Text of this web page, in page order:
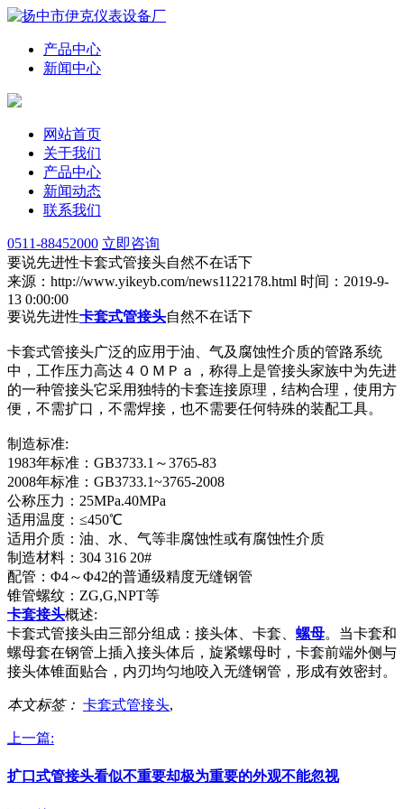
产品中心
新闻中心
网站首页
关于我们
产品中心
新闻动态
联系我们
0511-88452000 立即咨询
要说先进性卡套式管接头自然不在话下
来源：http://www.yikeyb.com/news1122178.html 时间：2019-9-
13 0:00:00
要说先进性卡套式管接头自然不在话下
卡套式管接头广泛的应用于油、气及腐蚀性介质的管路系统
中，工作压力高达４０ＭＰａ，称得上是管接头家族中为先进
的一种管接头它采用独特的卡套连接原理，结构合理，使用方
便，不需扩口，不需焊接，也不需要任何特殊的装配工具。
制造标准:
1983年标准：GB3733.1～3765-83
2008年标准：GB3733.1~3765-2008
公称压力：25MPa.40MPa
适用温度：≤450℃
适用介质：油、水、气等非腐蚀性或有腐蚀性介质
制造材料：304 316 20#
配管：Φ4～Φ42的普通级精度无缝钢管
锥管螺纹：ZG,G,NPT等
卡套接头概述:
卡套式管接头由三部分组成：接头体、卡套、 螺母。当卡套和
螺母套在钢管上插入接头体后，旋紧螺母时，卡套前端外侧与
接头体锥面贴合，内刃均匀地咬入无缝钢管，形成有效密封。
本文标签： 卡套式管接头,
上一篇:
扩口式管接头看似不重要却极为重要的外观不能忽视